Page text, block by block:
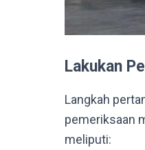
Lakukan
Langkah
pemeriksaan
meliputi: